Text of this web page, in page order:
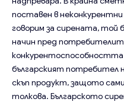
поставен в
говорим за сирената, той
начин пред
българският потребител
скъп продукт, защото
толкова. Българското